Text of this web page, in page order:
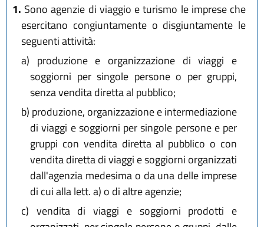
1. Sono agenzie di viaggio e turismo le imprese che
esercitano congiuntamente o disgiuntamente le
seguenti attività:
a) produzione e organizzazione di viaggi e
soggiorni per singole persone o per gruppi,
senza vendita diretta al pubblico;
b) produzione, organizzazione e intermediazione
di viaggi e soggiorni per singole persone e per
gruppi con vendita diretta al pubblico o con
vendita diretta di viaggi e soggiorni organizzati
dall'agenzia medesima o da una delle imprese
di cui alla lett. a) o di altre agenzie;
c) vendita di viaggi e soggiorni prodotti e